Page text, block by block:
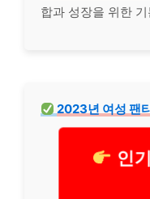
합과 성장을 위한
2023년 여성 팬
인